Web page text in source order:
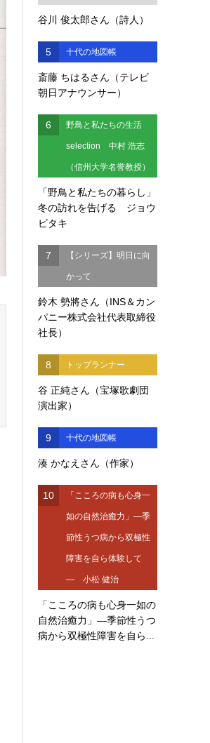
谷川 俊太郎さん（詩人）
5 十代の地図帳
斎藤 ちはるさん（テレビ
朝日アナウンサー）
6 野鳥と私たちの生活
selection 中村 浩志
（信州大学名誉教授）
「野鳥と私たちの暮らし」
冬の訪れを告げる ジョウ
ビタキ
7 【シリーズ】明日に向
かって
鈴木 勢將さん（INS＆カン
パニー株式会社代表取締役
社長）
8 トップランナー
谷 正純さん（宝塚歌劇団
演出家）
9 十代の地図帳
湊 かなえさん（作家）
10 「こころの病も心身一
如の自然治癒力」―季
節性うつ病から双極性
障害を自ら体験して
― 小松 健治
「こころの病も心身一如の
自然治癒力」―季節性うつ
病から双極性障害を自ら...